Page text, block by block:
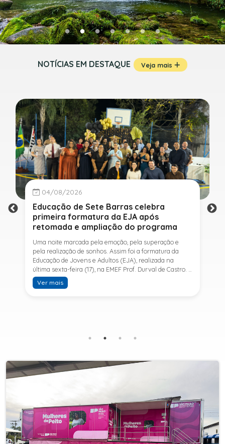
NOTÍCIAS EM DESTAQUE Veja mais
04/08/2026
Educação de Sete Barras celebra
primeira formatura da EJA após
retomada e ampliação do programa
Uma noite marcada pela emoção, pela superação e
pela realização de sonhos. Assim foi a formatura da
Educação de Jovens e Adultos (EJA), realizada na
última sexta-feira (17), na EMEF Prof. Durval de Castro. A
cerimônia celebrou a conclusão dos estudos de 53
alunos e entrou para a história ao marcar a primeira
SESI, ampliando o acesso à educação e oferecendo uma
retomar os estudos.A última turma da Educação de
Jovens e Adultos formada pelo município foi em 2016,
oferecida em Sete Barras e, a partir de agosto de 2025,
passou por uma importante ampliação. Em parceria
com o SESI, a Prefeitura passou a disponibilizar também
o Ensino Fundamental II (6º ao 9º ano) e o Ensino
Médio, ampliando significativamente as oportunidades
para que jovens e adultos concluam sua formação.A
Ver mais